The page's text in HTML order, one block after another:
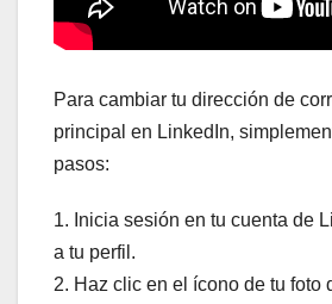
Para cambiar tu dirección de
principal en LinkedIn,
pasos:
1. Inicia sesión en tu cuenta de
a tu perfil.
2. Haz clic en el ícono de tu foto